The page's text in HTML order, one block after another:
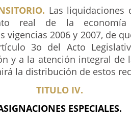
Las liquidaciones
real de la
vigencias 2006 y 2007, de
3o del Acto
y a la atención integral de
la distribución de estos
TITULO IV.
ESPECIALES.